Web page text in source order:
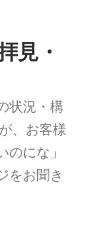
見・
状況・構
、お客様
にな」
をお聞き